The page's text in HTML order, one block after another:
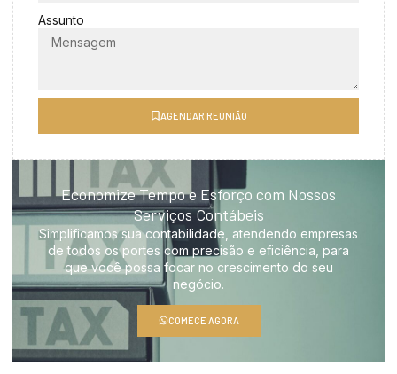
Assunto
AGENDAR REUNIÃO
Economize Tempo e Esforço com Nossos
Serviços Contábeis
Simplificamos sua contabilidade, atendendo empresas
de todos os portes com precisão e eficiência, para
que você possa focar no crescimento do seu
negócio.
COMECE AGORA